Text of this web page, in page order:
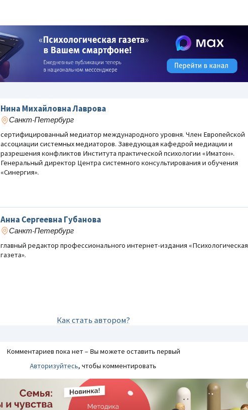
Нина Михайловна Лаврова
Санкт-Петербург
сертифицированный медиатор международного уровня. Член Европейской
ассоциации системных медиаторов. Заведующая кафедрой медиации и
разрешения конфликтов Института практической психологии «Иматон».
Генеральный директор Центра системного консультирования и обучения
«Синергия».
Анна Сергеевна Губанова
Санкт-Петербург
главный редактор профессионального интернет-издания «Психологическая
газета».
Как стать автором?
Комментариев пока нет – Вы можете оставить первый
Авторизуйтесь, чтобы комментировать
Реклама